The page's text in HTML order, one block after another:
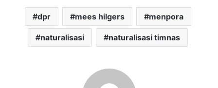
dpr mees hilgers menpora
naturalisasi naturalisasi timnas